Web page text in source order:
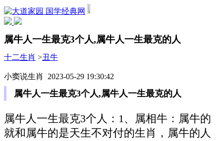
国学经典网
属牛人一生最克3个人,属牛人一生最克的人
十二生肖 >丑牛
小窦说生肖 2023-05-29 19:30:42
属牛人一生最克3个人,属牛人一生最克的人
属牛人一生最克3个人：1、属相牛：属牛的
就和属牛的是天生不对付的生肖，属牛的人